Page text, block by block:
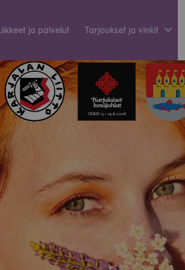
ja pal­ve­lut Tar­jouk­set ja vin­kit